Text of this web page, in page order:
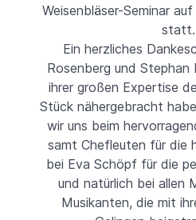
Weisenbläser-Seminar
statt.
Ein herzliches
Rosenberg und Stephan
ihrer großen Expertise
Stück nähergebracht
wir uns beim
samt Chefleuten für die
bei Eva Schöpf für die
und natürlich bei allen
Musikanten, die mit